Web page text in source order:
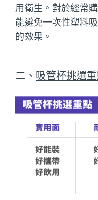
用衛生。對於經常
能避免一次性塑料
的效果。
二、 吸管杯挑選